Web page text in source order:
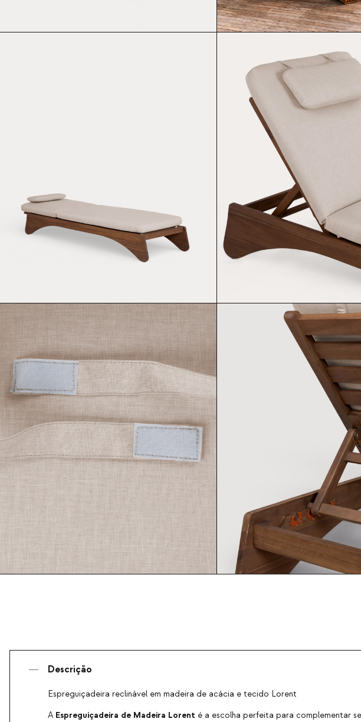
Descrição
Espreguiçadeira reclinável em madeira de acácia e tecido Lorent
A Espreguiçadeira de Madeira Lorent é a escolha perfeita para complementar